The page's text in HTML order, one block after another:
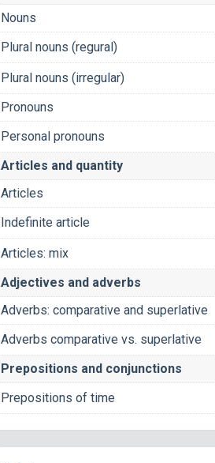
Nouns
Plural nouns (regural)
Plural nouns (irregular)
Pronouns
Personal pronouns
Articles and quantity
Articles
Indefinite article
Articles: mix
Adjectives and adverbs
Adverbs: comparative and superlative
Adverbs comparative vs. superlative
Prepositions and conjunctions
Prepositions of time